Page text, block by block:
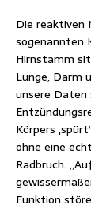
Die reaktiven
sogenannten
Hirnstamm
Lunge, Darm
unsere Daten
Körpers
ohne eine
Radbruch.
Funktion